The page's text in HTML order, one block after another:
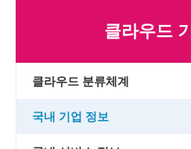
클라우드
클라우드 분류체계
국내 기업 정보